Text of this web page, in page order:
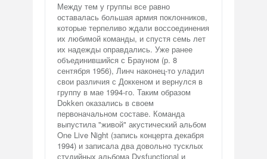
Между тем у группы все равно
оставалась большая армия поклонников,
которые терпеливо ждали воссоединения
их любимой команды, и спустя семь лет
их надежды оправдались. Уже ранее
объединившийся с Брауном (р. 8
сентября 1956), Линч наконец-то уладил
свои различия с Доккеном и вернулся в
группу в мае 1994-го. Таким образом
Dokken оказались в своем
первоначальном составе. Команда
выпустила "живой" акустический альбом
One Live Night (запись концерта декабря
1994) и записала два довольно тусклых
студийных альбома Dysfunctional и